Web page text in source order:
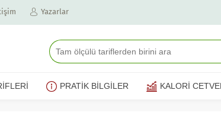
Yazarlar
PRATİK BİLGİLER KALORİ